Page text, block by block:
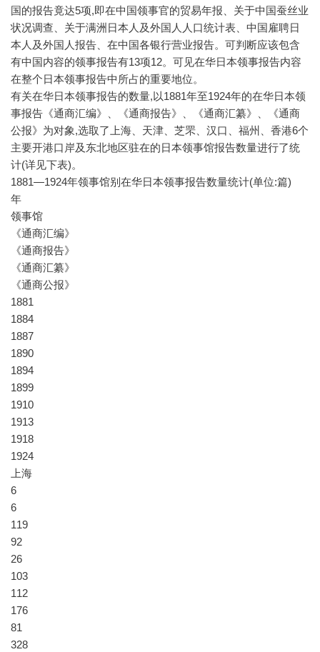
国的报告竟达5项,即在中国领事官的贸易年报、关于中国蚕丝业
状况调查、关于满洲日本人及外国人人口统计表、中国雇聘日
本人及外国人报告、在中国各银行营业报告。可判断应该包含
有中国内容的领事报告有13项12。可见在华日本领事报告内容
在整个日本领事报告中所占的重要地位。
有关在华日本领事报告的数量,以1881年至1924年的在华日本领
事报告《通商汇编》、《通商报告》、《通商汇纂》、《通商
公报》为对象,选取了上海、天津、芝罘、汉口、福州、香港6个
主要开港口岸及东北地区驻在的日本领事馆报告数量进行了统
计(详见下表)。
1881—1924年领事馆别在华日本领事报告数量统计(单位:篇)
年
领事馆
《通商汇编》
《通商报告》
《通商汇纂》
《通商公报》
1881
1884
1887
1890
1894
1899
1910
1913
1918
1924
上海
6
6
119
92
26
103
112
176
81
328